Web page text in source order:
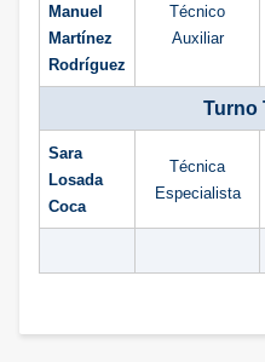
Manuel
Martínez
Rodríguez
Técnico
Auxiliar
Turno
Sara
Losada
Coca
Técnica
Especialista